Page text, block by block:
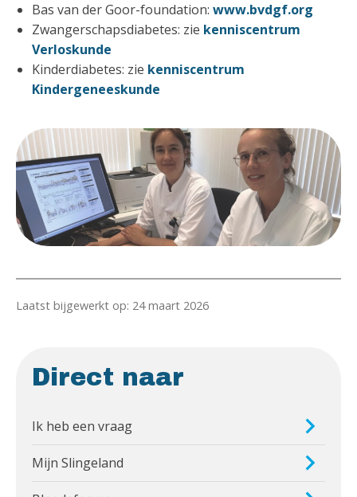
Bas van der Goor-foundation: www.bvdgf.org
Zwangerschapsdiabetes: zie kenniscentrum
Verloskunde
Kinderdiabetes: zie kenniscentrum
Kindergeneeskunde
Laatst bijgewerkt op: 24 maart 2026
Direct naar
Ik heb een vraag
Mijn Slingeland